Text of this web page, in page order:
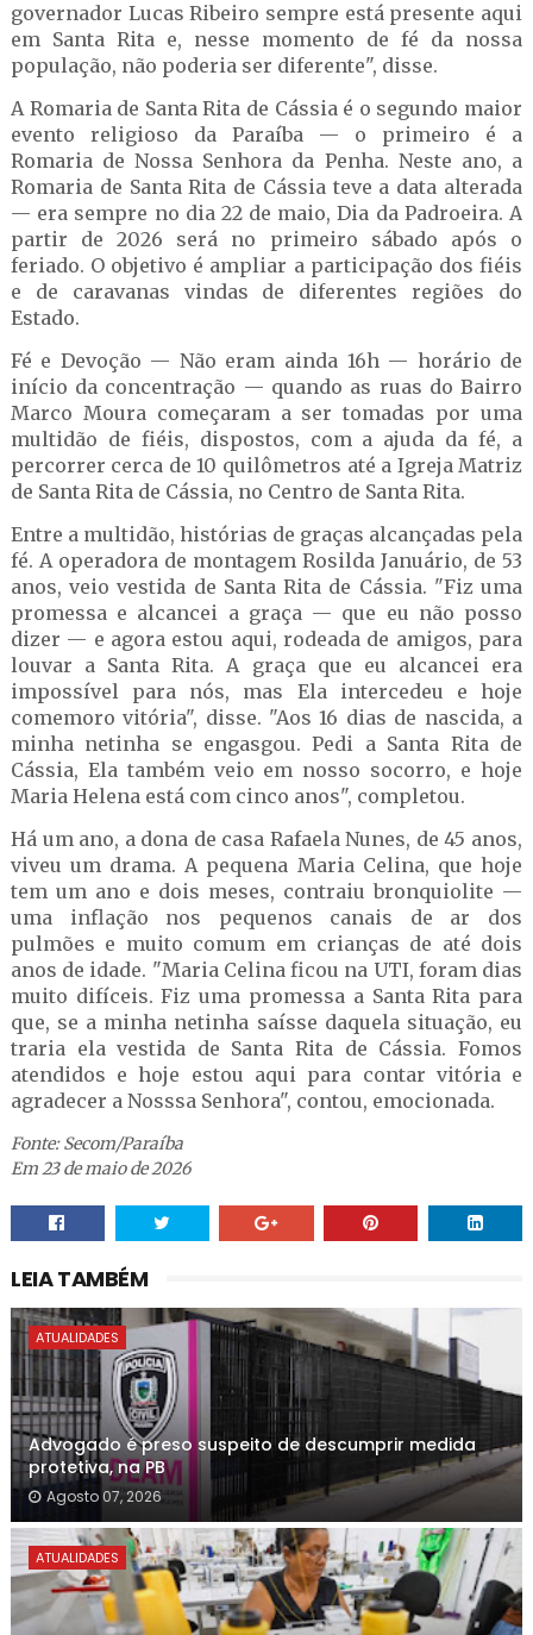
governador Lucas Ribeiro sempre está presente aqui
em Santa Rita e, nesse momento de fé da nossa
população, não poderia ser diferente", disse.
A Romaria de Santa Rita de Cássia é o segundo maior
evento religioso da Paraíba — o primeiro é a
Romaria de Nossa Senhora da Penha. Neste ano, a
Romaria de Santa Rita de Cássia teve a data alterada
— era sempre no dia 22 de maio, Dia da Padroeira. A
partir de 2026 será no primeiro sábado após o
feriado. O objetivo é ampliar a participação dos fiéis
e de caravanas vindas de diferentes regiões do
Estado.
Fé e Devoção — Não eram ainda 16h — horário de
início da concentração — quando as ruas do Bairro
Marco Moura começaram a ser tomadas por uma
multidão de fiéis, dispostos, com a ajuda da fé, a
percorrer cerca de 10 quilômetros até a Igreja Matriz
de Santa Rita de Cássia, no Centro de Santa Rita.
Entre a multidão, histórias de graças alcançadas pela
fé. A operadora de montagem Rosilda Januário, de 53
anos, veio vestida de Santa Rita de Cássia. "Fiz uma
promessa e alcancei a graça — que eu não posso
dizer — e agora estou aqui, rodeada de amigos, para
louvar a Santa Rita. A graça que eu alcancei era
impossível para nós, mas Ela intercedeu e hoje
comemoro vitória", disse. "Aos 16 dias de nascida, a
minha netinha se engasgou. Pedi a Santa Rita de
Cássia, Ela também veio em nosso socorro, e hoje
Maria Helena está com cinco anos", completou.
Há um ano, a dona de casa Rafaela Nunes, de 45 anos,
viveu um drama. A pequena Maria Celina, que hoje
tem um ano e dois meses, contraiu bronquiolite —
uma inflação nos pequenos canais de ar dos
pulmões e muito comum em crianças de até dois
anos de idade. "Maria Celina ficou na UTI, foram dias
muito difíceis. Fiz uma promessa a Santa Rita para
que, se a minha netinha saísse daquela situação, eu
traria ela vestida de Santa Rita de Cássia. Fomos
atendidos e hoje estou aqui para contar vitória e
agradecer a Nosssa Senhora", contou, emocionada.
Fonte: Secom/Paraíba
Em 23 de maio de 2026
LEIA TAMBÉM
ATUALIDADES
Advogado é preso suspeito de descumprir medida
protetiva, na PB
Agosto 07, 2026
ATUALIDADES